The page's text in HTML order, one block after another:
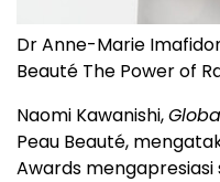
Dr Anne-Marie
Beauté The Power of
Naomi Kawanishi,
Peau Beauté,
Awards